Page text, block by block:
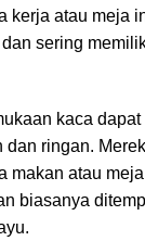
kerja atau meja
sering
kaca dapat
ringan.
makan atau
biasanya